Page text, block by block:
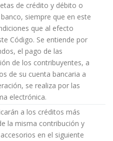
de crédito y débito o
siempre que en este
que al efecto
Código. Se entiende por
el pago de las
de los contribuyentes, a
de su cuenta bancaria a
se realiza por las
electrónica.
a los créditos más
la misma contribución y
en el siguiente